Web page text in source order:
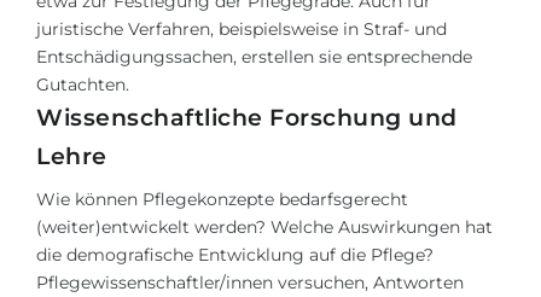
juristische Verfahren, beispielsweise in Straf- und
Entschädigungssachen, erstellen sie entsprechende
Gutachten.
Wissenschaftliche Forschung und
Lehre
Wie können Pflegekonzepte bedarfsgerecht
(weiter)entwickelt werden? Welche Auswirkungen hat
die demografische Entwicklung auf die Pflege?
Pflegewissenschaftler/innen versuchen, Antworten